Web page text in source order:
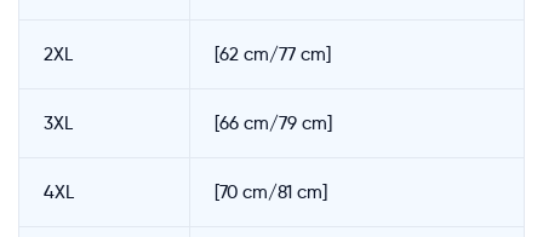
2XL [62 cm/77 cm]
3XL [66 cm/79 cm]
4XL [70 cm/81 cm]